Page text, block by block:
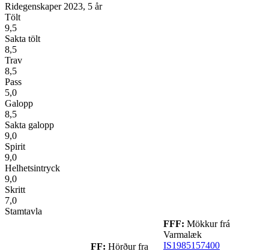
Ridegenskaper 2023, 5 år
Tölt
9,5
Sakta tölt
8,5
Trav
8,5
Pass
5,0
Galopp
8,5
Sakta galopp
9,0
Spirit
9,0
Helhetsintryck
9,0
Skritt
7,0
Stamtavla
FF: Hörður fra
FFF: Mökkur frá
Varmalæk
IS1985157400